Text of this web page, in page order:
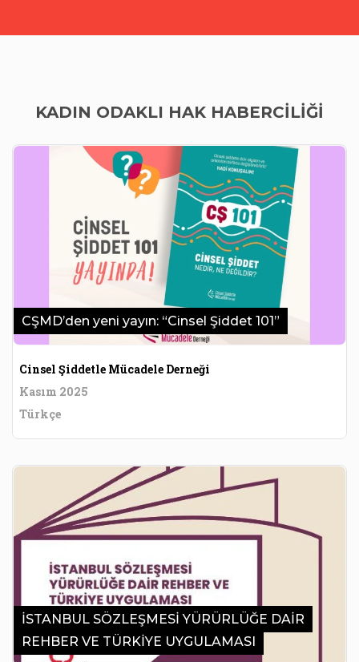
KADIN ODAKLI HAK HABERCILIĞI
CŞMD’den yeni yayın: “Cinsel Şiddet 101”
Cinsel Şiddetle Mücadele Derneği
Kasım 2025
Türkçe
İSTANBUL SÖZLEŞMESİ YÜRÜRLÜĞE DAİR
REHBER VE TÜRKİYE UYGULAMASI